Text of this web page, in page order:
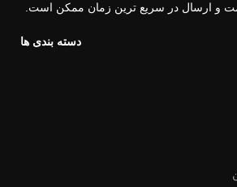
و ارسال در سریع ترین زمان ممکن است.
دسته بندی ها